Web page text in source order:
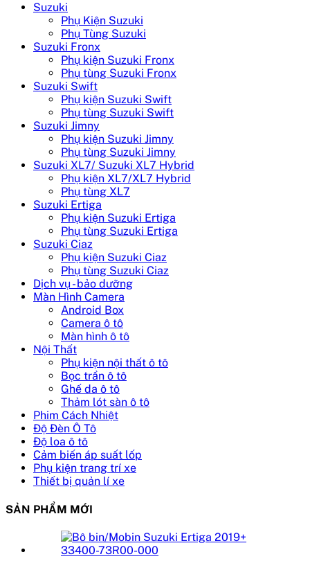
Suzuki
Phụ Kiện Suzuki
Phụ Tùng Suzuki
Suzuki Fronx
Phụ kiện Suzuki Fronx
Phụ tùng Suzuki Fronx
Suzuki Swift
Phụ kiện Suzuki Swift
Phụ tùng Suzuki Swift
Suzuki Jimny
Phụ kiện Suzuki Jimny
Phụ tùng Suzuki Jimny
Suzuki XL7/ Suzuki XL7 Hybrid
Phụ kiện XL7/XL7 Hybrid
Phụ tùng XL7
Suzuki Ertiga
Phụ kiện Suzuki Ertiga
Phụ tùng Suzuki Ertiga
Suzuki Ciaz
Phụ kiện Suzuki Ciaz
Phụ tùng Suzuki Ciaz
Dịch vụ - bảo dưỡng
Màn Hình Camera
Android Box
Camera ô tô
Màn hình ô tô
Nội Thất
Phụ kiện nội thất ô tô
Bọc trần ô tô
Ghế da ô tô
Thảm lót sàn ô tô
Phim Cách Nhiệt
Độ Đèn Ô Tô
Độ loa ô tô
Cảm biến áp suất lốp
Phụ kiện trang trí xe
Thiết bị quản lí xe
SẢN PHẨM MỚI